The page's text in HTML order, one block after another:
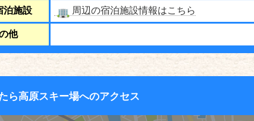
泊施設 周辺の宿泊施設情報はこちら
他
ら高原スキー場へのアクセス